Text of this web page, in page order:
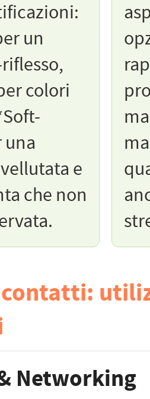
un
colori
una
e
che non
contatti:
Networking